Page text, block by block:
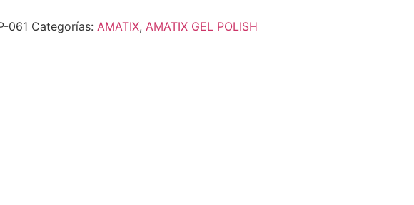
061 Categorías: AMATIX, AMATIX GEL POLISH